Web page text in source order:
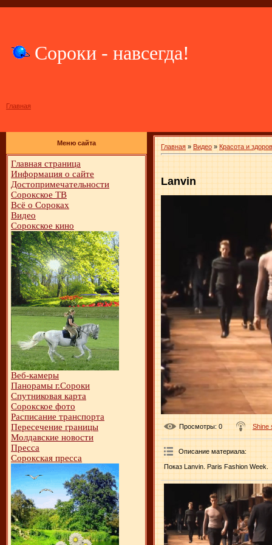
Сороки - навсегда!
Главная
Меню сайта
Главная страница
Информация о сайте
Достопримечательности
Сорокское ТВ
Всё о Сороках
Видео
Сорокское кино
Веб-камеры
Панорамы г.Сороки
Спутниковая карта
Сорокское фото
Расписание транспорта
Пересечение границы
Молдавские новости
Пресса
Сорокская пресса
Главная » Видео » Красота и
Lanvin
Просмотры: 0 Shine
Описание материала:
Показ Lanvin. Paris Fashion Week.